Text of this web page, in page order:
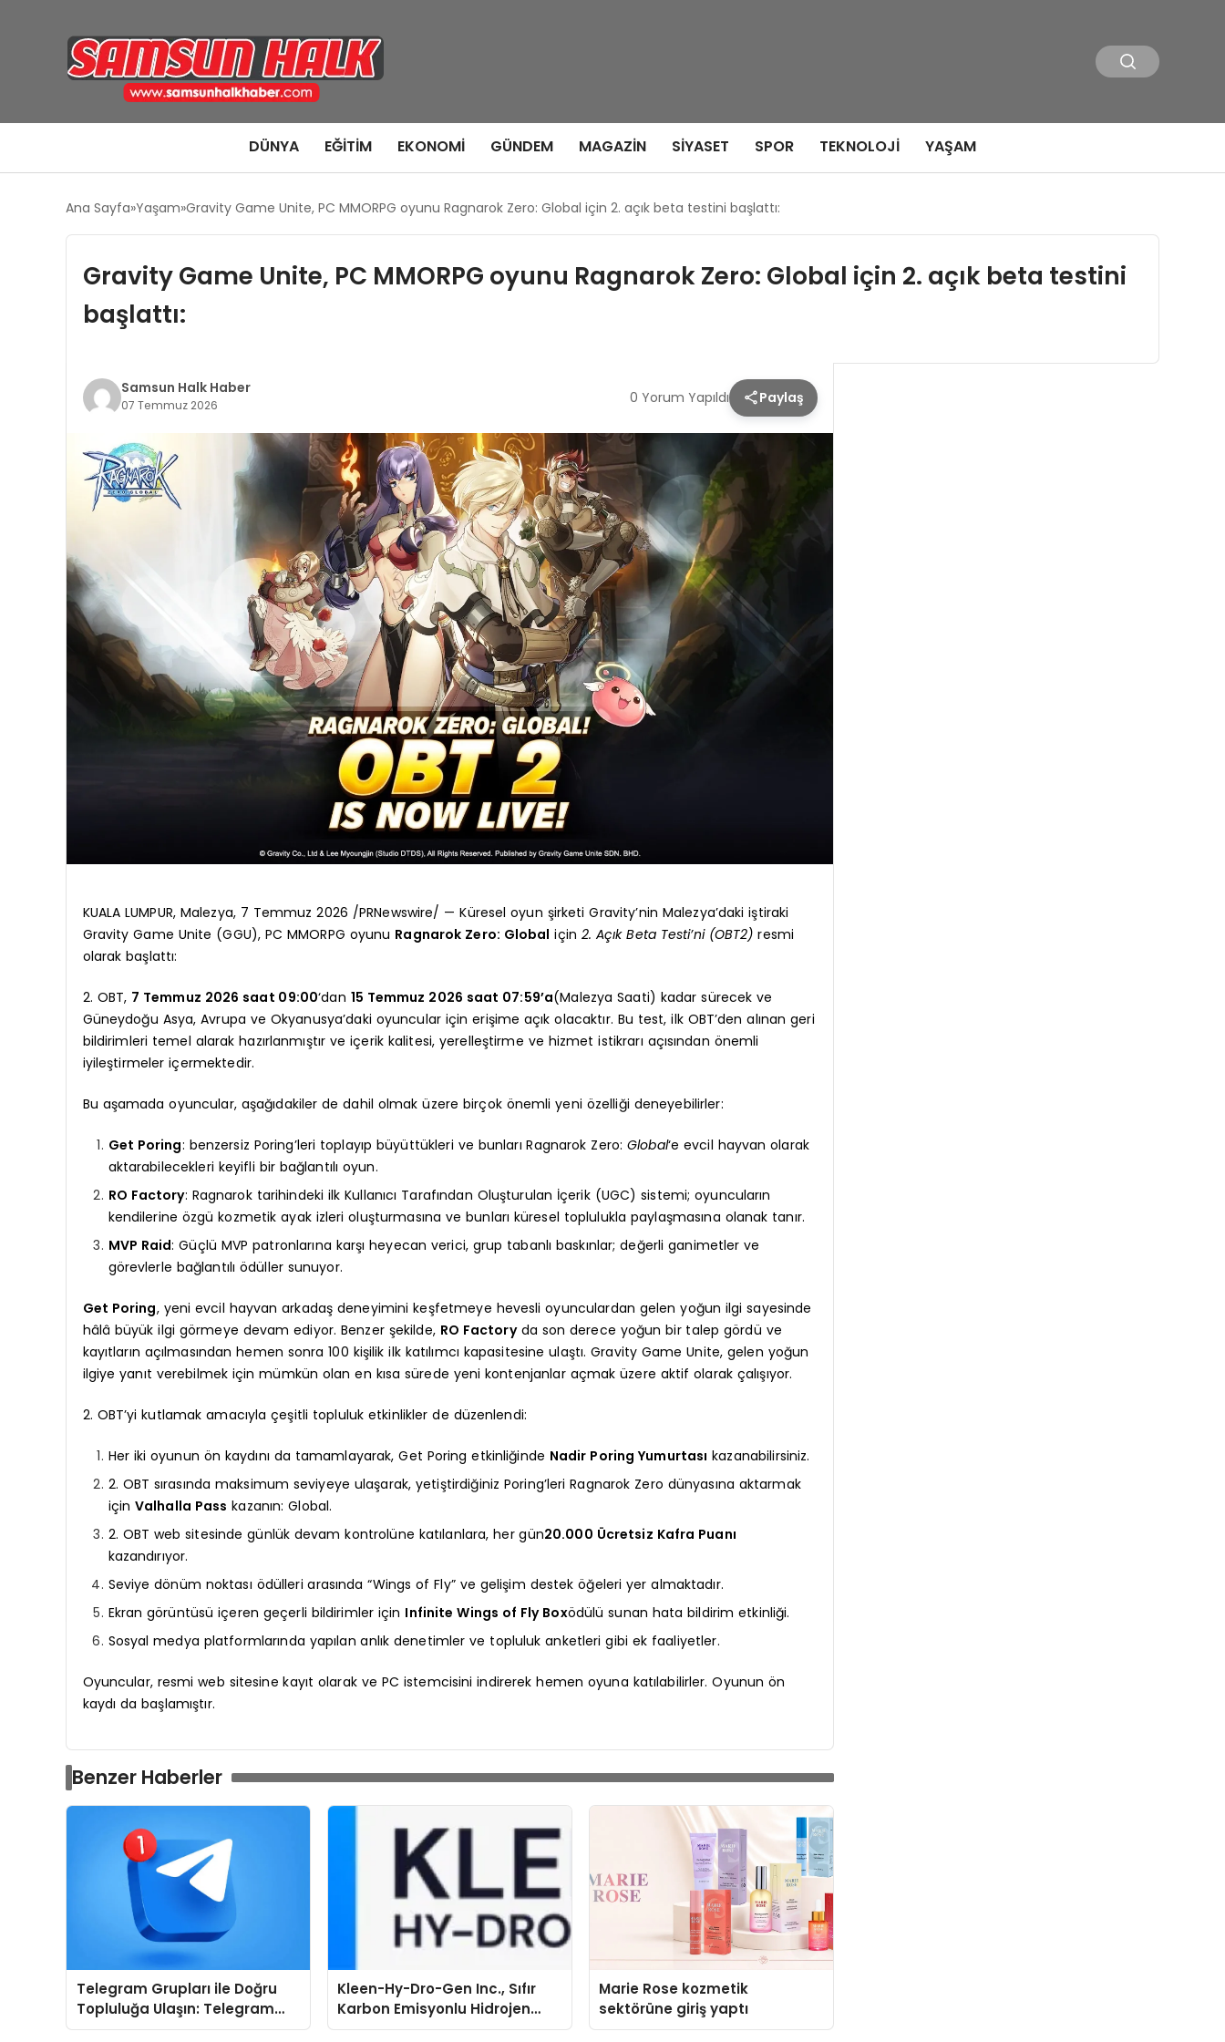
DÜNYA EĞITIM EKONOMI GÜNDEM MAGAZIN SIYASET SPOR TEKNOLOJI YAŞAM
Ana Sayfa Yaşam Gravity Game Unite, PC MMORPG oyunu Ragnarok Zero: Global için 2. açık beta testini başlattı:
Gravity Game Unite, PC MMORPG oyunu Ragnarok Zero: Global için 2. açık beta testini
başlattı:
Samsun Halk Haber
07 Temmuz 2026 0 Yorum Yapıldı Paylaş
KUALA LUMPUR, Malezya, 7 Temmuz 2026 /PRNewswire/ — Küresel oyun şirketi Gravity’nin Malezya’daki iştiraki
Gravity Game Unite (GGU), PC MMORPG oyunu Ragnarok Zero: Global için 2. Açık Beta Testi’ni (OBT2)resmi
olarak başlattı:
2. OBT, 7 Temmuz 2026 saat 09:00‘dan 15 Temmuz 2026 saat 07:59’a(Malezya Saati) kadar sürecek ve
Güneydoğu Asya, Avrupa ve Okyanusya’daki oyuncular için erişime açık olacaktır. Bu test, ilk OBT’den alınan geri
bildirimleri temel alarak hazırlanmıştır ve içerik kalitesi, yerelleştirme ve hizmet istikrarı açısından önemli
iyileştirmeler içermektedir.
Bu aşamada oyuncular, aşağıdakiler de dahil olmak üzere birçok önemli yeni özelliği deneyebilirler:
Get Poring: benzersiz Poring’leri toplayıp büyüttükleri ve bunları Ragnarok Zero: Global‘e evcil hayvan olarak
aktarabilecekleri keyifli bir bağlantılı oyun.
RO Factory: Ragnarok tarihindeki ilk Kullanıcı Tarafından Oluşturulan İçerik (UGC) sistemi; oyuncuların
kendilerine özgü kozmetik ayak izleri oluşturmasına ve bunları küresel toplulukla paylaşmasına olanak tanır.
MVP Raid: Güçlü MVP patronlarına karşı heyecan verici, grup tabanlı baskınlar; değerli ganimetler ve
görevlerle bağlantılı ödüller sunuyor.
Get Poring, yeni evcil hayvan arkadaş deneyimini keşfetmeye hevesli oyunculardan gelen yoğun ilgi sayesinde
hâlâ büyük ilgi görmeye devam ediyor. Benzer şekilde, RO Factoryda son derece yoğun bir talep gördü ve
kayıtların açılmasından hemen sonra 100 kişilik ilk katılımcı kapasitesine ulaştı. Gravity Game Unite, gelen yoğun
ilgiye yanıt verebilmek için mümkün olan en kısa sürede yeni kontenjanlar açmak üzere aktif olarak çalışıyor.
2. OBT’yi kutlamak amacıyla çeşitli topluluk etkinlikler de düzenlendi:
Her iki oyunun ön kaydını da tamamlayarak, Get Poring etkinliğinde Nadir Poring Yumurtası kazanabilirsiniz.
2. OBT sırasında maksimum seviyeye ulaşarak, yetiştirdiğiniz Poring’leri Ragnarok Zero dünyasına aktarmak
için Valhalla Pass kazanın: Global.
2. OBT web sitesinde günlük devam kontrolüne katılanlara, her gün20.000 Ücretsiz Kafra Puanı
kazandırıyor.
Seviye dönüm noktası ödülleri arasında “Wings of Fly” ve gelişim destek öğeleri yer almaktadır.
Ekran görüntüsü içeren geçerli bildirimler için Infinite Wings of Fly Boxödülü sunan hata bildirim etkinliği.
Sosyal medya platformlarında yapılan anlık denetimler ve topluluk anketleri gibi ek faaliyetler.
Oyuncular, resmi web sitesine kayıt olarak ve PC istemcisini indirerek hemen oyuna katılabilirler. Oyunun ön
kaydı da başlamıştır.
Benzer Haberler
Telegram Grupları ile Doğru
Topluluğa Ulaşın: Telegram
Gruplarında Doğru Başlangıç
Kleen-Hy-Dro-Gen Inc., Sıfır
Karbon Emisyonlu Hidrojen
Isıtma Teknolojisinde ISO ve
Marie Rose kozmetik
sektörüne giriş yaptı